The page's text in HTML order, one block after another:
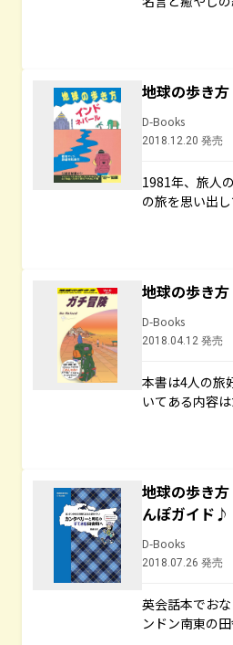
地球の歩き方
D-Books
2018.12.20 発売
1981年、旅人
の旅を思い出し
地球の歩き
D-Books
2018.04.12 発売
本書は4人の旅
いてある内容は
地球の歩き
んぽガイド♪
D-Books
2018.07.26 発売
英会話本でお
ンドン南東の